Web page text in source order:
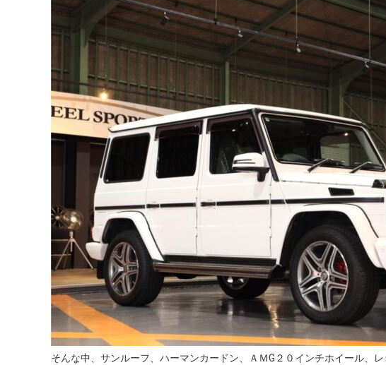
そんな中、サンルーフ、ハーマンカードン、ＡＭG２０インチホイール、